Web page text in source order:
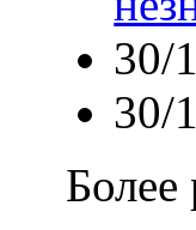
30/
30/
Более